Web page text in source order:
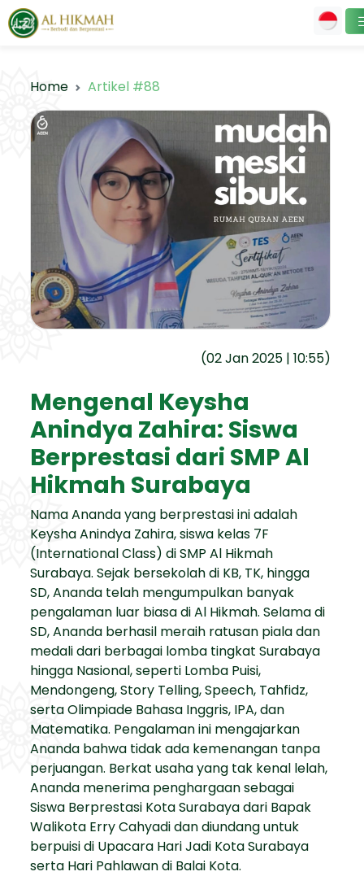
Home Artikel #88
(02 Jan 2025 | 10:55)
Mengenal Keysha
Anindya Zahira: Siswa
Berprestasi dari SMP Al
Hikmah Surabaya
Nama Ananda yang berprestasi ini adalah
Keysha Anindya Zahira, siswa kelas 7F
(International Class) di SMP Al Hikmah
Surabaya. Sejak bersekolah di KB, TK, hingga
SD, Ananda telah mengumpulkan banyak
pengalaman luar biasa di Al Hikmah. Selama di
SD, Ananda berhasil meraih ratusan piala dan
medali dari berbagai lomba tingkat Surabaya
hingga Nasional, seperti Lomba Puisi,
Mendongeng, Story Telling, Speech, Tahfidz,
serta Olimpiade Bahasa Inggris, IPA, dan
Matematika. Pengalaman ini mengajarkan
Ananda bahwa tidak ada kemenangan tanpa
perjuangan. Berkat usaha yang tak kenal lelah,
Ananda menerima penghargaan sebagai
Siswa Berprestasi Kota Surabaya dari Bapak
Walikota Erry Cahyadi dan diundang untuk
berpuisi di Upacara Hari Jadi Kota Surabaya
serta Hari Pahlawan di Balai Kota.